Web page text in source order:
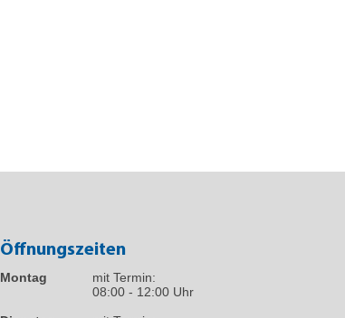
Öffnungszeiten
Montag
mit Termin:
08:00 - 12:00 Uhr